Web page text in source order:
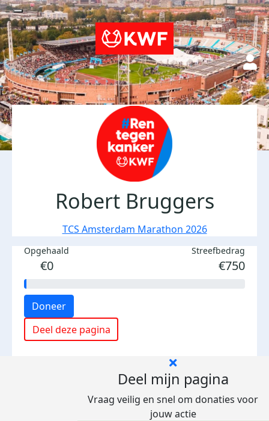
Robert Bruggers
TCS Amsterdam Marathon 2026
Opgehaald
€0
Streefbedrag
€750
Doneer
Deel deze pagina
Deel mijn pagina
Vraag veilig en snel om donaties voor
jouw actie